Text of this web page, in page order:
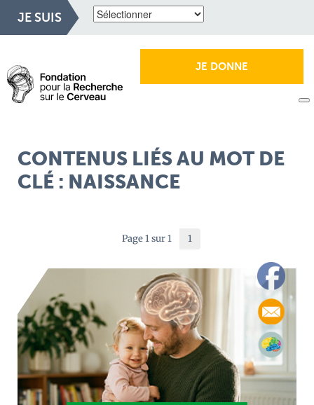
JE SUIS
JE DONNE
CONTENUS LIÉS AU MOT DE
CLÉ : NAISSANCE
Page 1 sur 1 1